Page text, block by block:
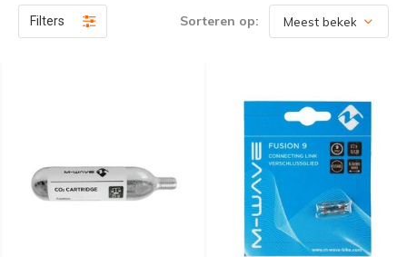
Filters Sorteren op: